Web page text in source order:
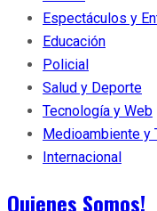
Espectáculos y
Educación
Policial
Salud y Deporte
Tecnología y Web
Medioambiente y
Internacional
Quienes Somos!